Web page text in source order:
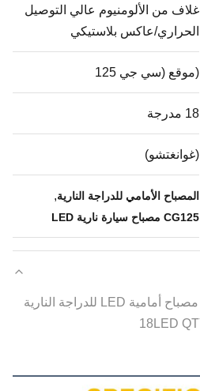
غلاف من الألومنيوم عالي التوصيل
الحراري/عاكس بلاستيكي
(موقع (سي جي 125
18 مدرجة
(غوانغتشو)
المصباح الأمامي للدراجة النارية,
CG125 مصباح سيارة نارية LED
YAYE CG125 نصف تجميع مصباح أمامية LED للدراجة النارية